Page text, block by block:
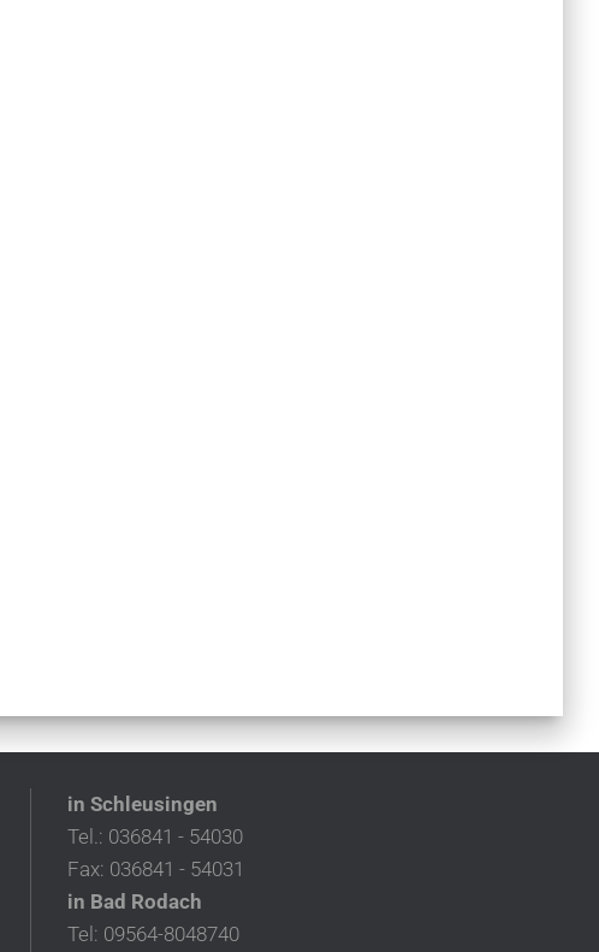
in Schleusingen
Tel.: 036841 - 54030
Fax: 036841 - 54031
in Bad Rodach
Tel: 09564-8048740